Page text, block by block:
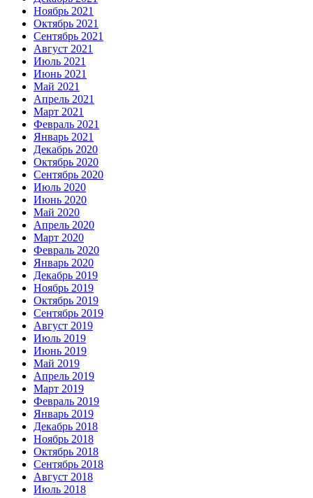
Ноябрь 2021
Октябрь 2021
Сентябрь 2021
Август 2021
Июль 2021
Июнь 2021
Май 2021
Апрель 2021
Март 2021
Февраль 2021
Январь 2021
Декабрь 2020
Октябрь 2020
Сентябрь 2020
Июль 2020
Июнь 2020
Май 2020
Апрель 2020
Март 2020
Февраль 2020
Январь 2020
Декабрь 2019
Ноябрь 2019
Октябрь 2019
Сентябрь 2019
Август 2019
Июль 2019
Июнь 2019
Май 2019
Апрель 2019
Март 2019
Февраль 2019
Январь 2019
Декабрь 2018
Ноябрь 2018
Октябрь 2018
Сентябрь 2018
Август 2018
Июль 2018